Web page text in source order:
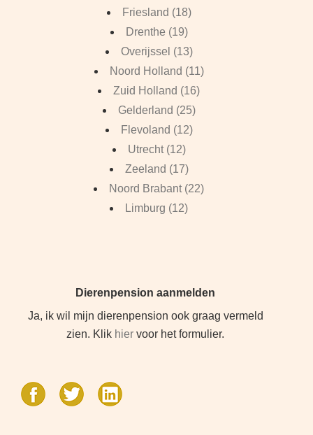
Friesland (18)
Drenthe (19)
Overijssel (13)
Noord Holland (11)
Zuid Holland (16)
Gelderland (25)
Flevoland (12)
Utrecht (12)
Zeeland (17)
Noord Brabant (22)
Limburg (12)
Dierenpension aanmelden
Ja, ik wil mijn dierenpension ook graag vermeld
zien. Klik hier voor het formulier.